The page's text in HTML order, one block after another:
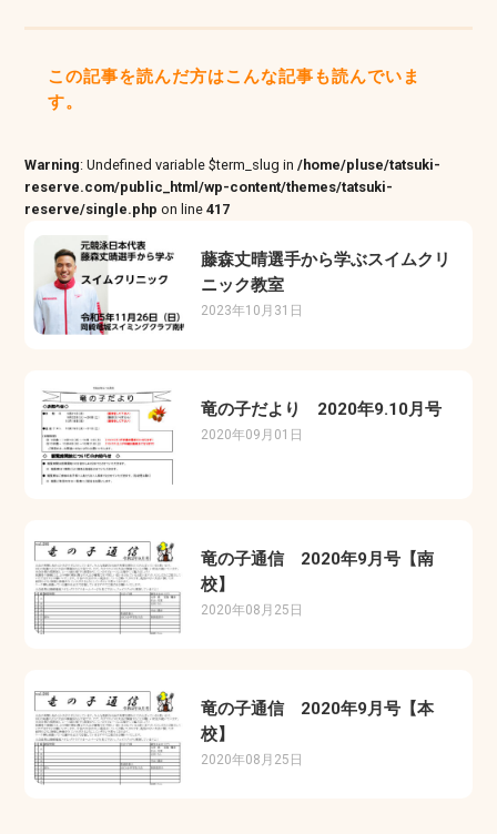
この記事を読んだ方はこんな記事も読んでいま
す。
Warning: Undefined variable $term_slug in/home/pluse/tatsuki-
reserve.com/public_html/wp-content/themes/tatsuki-
reserve/single.php on line417
藤森丈晴選手から学ぶスイムクリ
ニック教室
2023年10月31日
竜の子だより 2020年9.10月号
2020年09月01日
竜の子通信 2020年9月号【南
校】
2020年08月25日
竜の子通信 2020年9月号【本
校】
2020年08月25日